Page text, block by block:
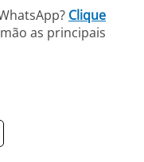
Clique
as principais